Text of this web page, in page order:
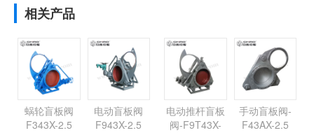
相关产品
蜗轮盲板阀
F343X-2.5
电动盲板阀
F943X-2.5
电动推杆盲板
阀-F9T43X-
手动盲板阀-
F43AX-2.5